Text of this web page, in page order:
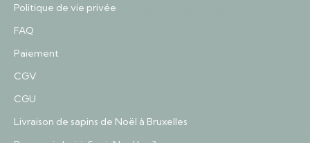
Politique de vie privée
FAQ
Paiement
CGV
CGU
Livraison de sapins de Noël à Bruxelles